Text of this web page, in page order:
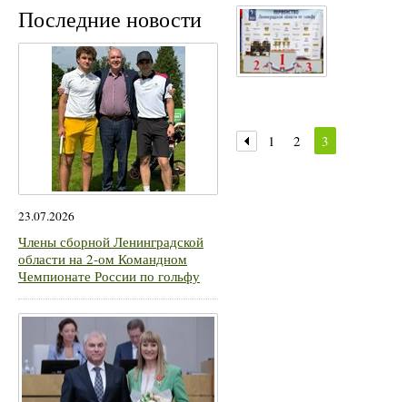
Последние новости
23.07.2026
Члены сборной Ленинградской
области на 2-ом Командном
Чемпионате России по гольфу
1 2 3